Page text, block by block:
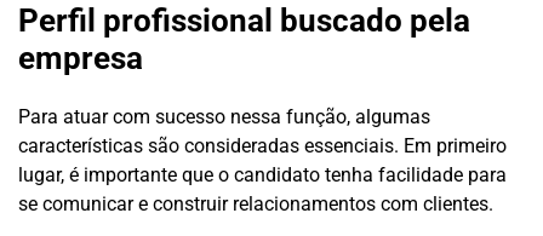
Perfil profissional buscado pela
empresa
Para atuar com sucesso nessa função, algumas
características são consideradas essenciais. Em primeiro
lugar, é importante que o candidato tenha facilidade para
se comunicar e construir relacionamentos com clientes.